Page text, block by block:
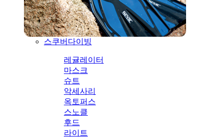
스쿠버다이빙
레귤레이터
마스크
슈트
악세사리
옥토퍼스
스노클
후드
라이트